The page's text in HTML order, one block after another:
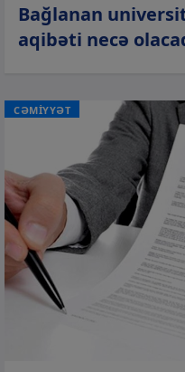
Bağlanan
aqibəti necə
CƏMİYYƏT